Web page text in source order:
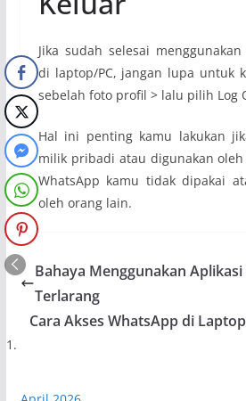
Jika sudah selesai
di laptop/PC, jangan lupa untuk
sebelah foto profil > lalu pilih Log
Hal ini penting kamu lakukan
milik pribadi atau digunakan
WhatsApp kamu tidak dipakai
oleh orang lain.
Bahaya Menggunakan
Terlarang
Cara Akses WhatsApp di